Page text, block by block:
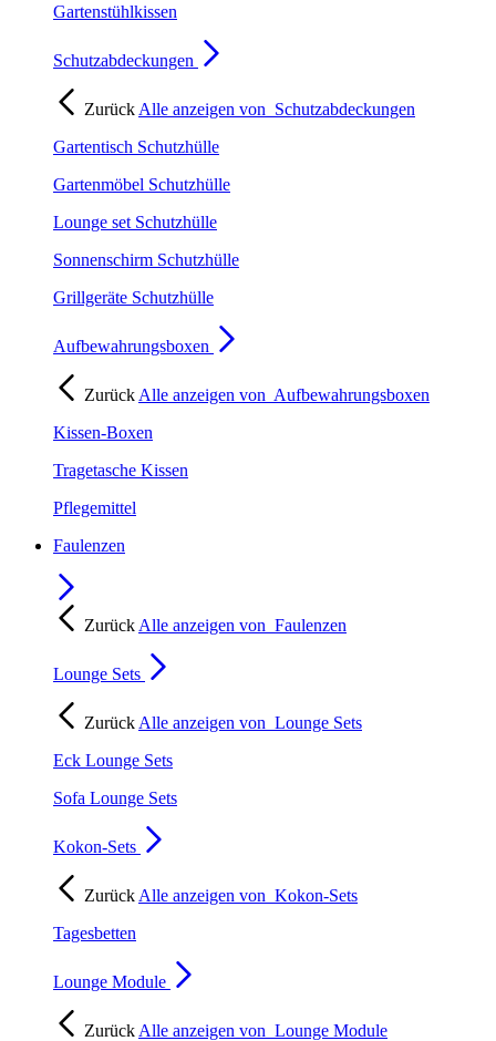
Gartenstühlkissen
Schutzabdeckungen
Zurück Alle anzeigen von Schutzabdeckungen
Gartentisch Schutzhülle
Gartenmöbel Schutzhülle
Lounge set Schutzhülle
Sonnenschirm Schutzhülle
Grillgeräte Schutzhülle
Aufbewahrungsboxen
Zurück Alle anzeigen von Aufbewahrungsboxen
Kissen-Boxen
Tragetasche Kissen
Pflegemittel
Faulenzen
Zurück Alle anzeigen von Faulenzen
Lounge Sets
Zurück Alle anzeigen von Lounge Sets
Eck Lounge Sets
Sofa Lounge Sets
Kokon-Sets
Zurück Alle anzeigen von Kokon-Sets
Tagesbetten
Lounge Module
Zurück Alle anzeigen von Lounge Module